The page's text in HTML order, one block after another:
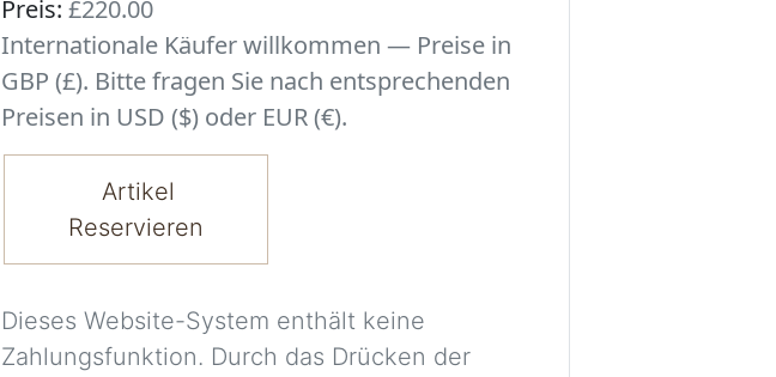
Preis: £220.00
Internationale Käufer willkommen — Preise in
GBP (£). Bitte fragen Sie nach entsprechenden
Preisen in USD ($) oder EUR (€).
Artikel
Reservieren
Dieses Website-System enthält keine
Zahlungsfunktion. Durch das Drücken der